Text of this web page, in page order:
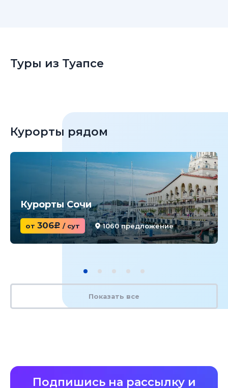
Туры из Туапсе
Курорты рядом
Курорты Сочи
от 306c / сут 1060 предложение
Показать все
Подпишись на рассылку и